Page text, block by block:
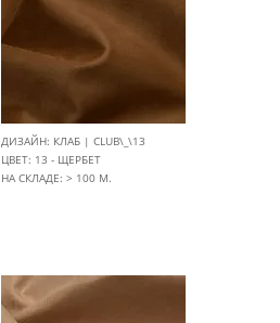
ДИЗАЙН: КЛАБ | CLUB\_\13
ЦВЕТ: 13 - ЩЕРБЕТ
НА СКЛАДЕ: > 100 М.